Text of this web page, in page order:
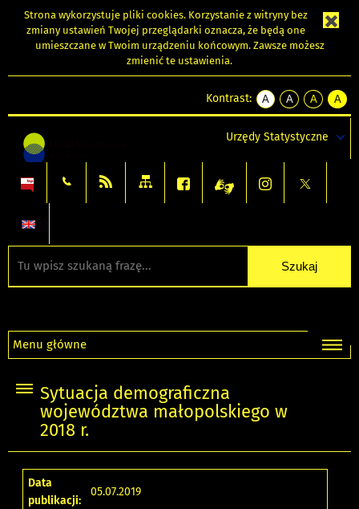
Strona wykorzystuje pliki cookies. Korzystanie z witryny bez
zmiany ustawień Twojej przeglądarki oznacza, że będą one
umieszczane w Twoim urządzeniu końcowym. Zawsze możesz
zmienić te ustawienia.
Kontrast:
A
kontrast
A
kontrast
tekst
czarnym
A
kontrast
tekst
czarnym
A
tekst
żółtym
Urzędy Statystyczne
Menu główne
Sytuacja demograficzna
województwa małopolskiego w
2018 r.
Data
publikacji:
05.07.2019